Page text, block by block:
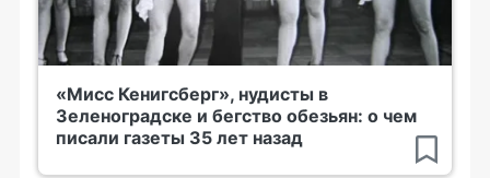
«Мисс Кенигсберг», нудисты в
Зеленоградске и бегство обезьян: о чем
писали газеты 35 лет назад